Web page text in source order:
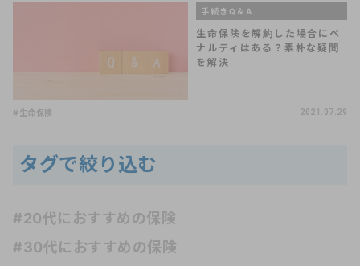
手続きQ＆A
生命保険を解約した場合にペ
ナルティはある？素朴な疑問
を解決
#生命保険 2021.07.29
タグで絞り込む
#20代におすすめの保険
#30代におすすめの保険